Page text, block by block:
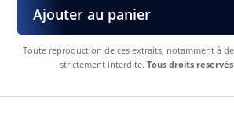
Ajouter au panier
Toute reproduction de ces extraits, notamment à
strictement interdite. Tous droits